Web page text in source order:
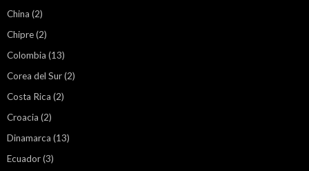
China (2)
Chipre(2)
Colombia (13)
Corea del Sur(2)
Costa Rica (2)
Croacia (2)
Dinamarca (13)
Ecuador(3)